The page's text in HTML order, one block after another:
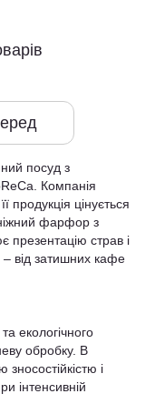
посуд з
Компанія
продукція цінується
фарфор з
презентацію страв і
– від затишних кафе
екологічного
обробку. В
зносостійкістю і
інтенсивній